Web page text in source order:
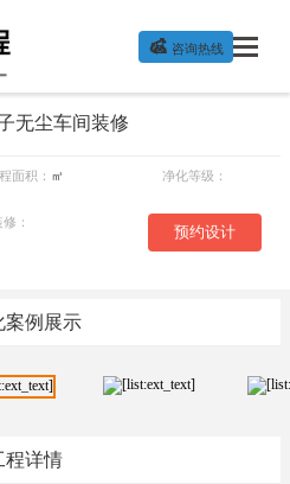
 咨询热线
无尘车间装修
面积： ㎡ 净化等级：
预约设计
：
案例展示
程详情